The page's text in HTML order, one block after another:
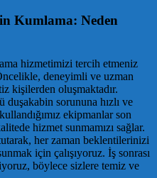
Kumlama: Neden
hizmetimizi tercih etmeniz
deneyimli ve uzman
kişilerden oluşmaktadır.
sorununa hızlı ve
ekipmanlar son
hizmet sunmamızı sağlar.
her zaman beklentilerinizi
için çalışıyoruz. İş sonrası
böylece sizlere temiz ve